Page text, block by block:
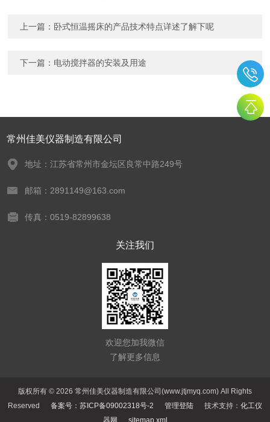
上一篇： 卧式恒温摇床的产品技术特点详述了解下呢
下一篇： 电动搅拌器的安装及用途
常州佳美仪器制造有限公司
地址：江苏省常州市金坛区良常中路249号
邮箱：2891149@163.com
传真：0519-82899638
关注我们
欢迎您加我微信
了解更多信息
版权所有 © 2026 常州佳美仪器制造有限公司(www.jtjmyq.com) All Rights
Reserved 备案号：苏ICP备09002318号-2 管理登陆 技术支持： 化工仪
器网
sitemap.xml